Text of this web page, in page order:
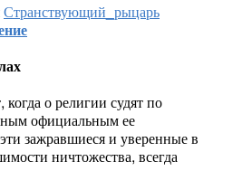
Странствующий_рыцарь
когда о религии судят по
официальным ее
зажравшиеся и уверенные в
ничтожества, всегда